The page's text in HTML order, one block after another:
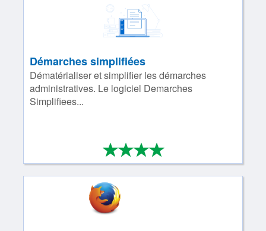
Démarches simplifiées
Dématérialiser et simplifier les démarches
administratives. Le logiciel Demarches
Simplifiees...
****
4/4